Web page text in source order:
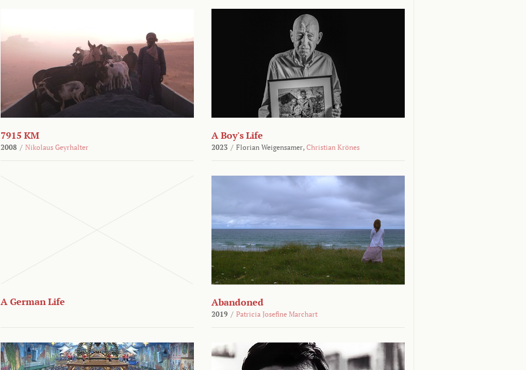
7915 KM
2008 / Nikolaus Geyrhalter
A Boy's Life
2023 / Florian Weigensamer, Christian Krönes
A German Life Abandoned
2019 / Patricia Josefine Marchart